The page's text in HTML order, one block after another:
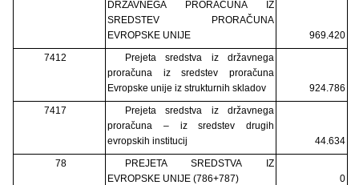
DRŽAVNEGA PRORAČUNA IZ
SREDSTEV PRORAČUNA
EVROPSKE UNIJE
969.420
7412
Prejeta sredstva iz državnega
proračuna iz sredstev proračuna
Evropske unije iz strukturnih skladov
924.786
7417
Prejeta sredstva iz državnega
proračuna – iz sredstev drugih
evropskih institucij
44.634
78
PREJETA SREDSTVA IZ
EVROPSKE UNIJE (786+787)
0